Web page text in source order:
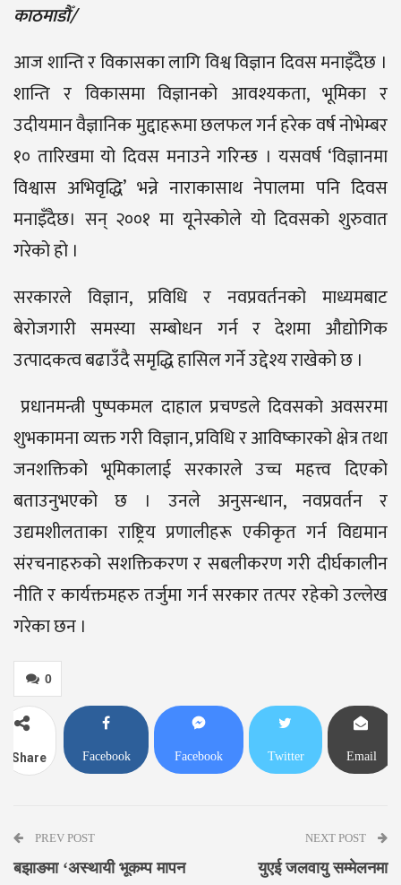
काठमाडौँ/
आज शान्ति र विकासका लागि विश्व विज्ञान दिवस मनाइँदैछ ।
शान्ति र विकासमा विज्ञानको आवश्यकता, भूमिका र
उदीयमान वैज्ञानिक मुद्दाहरूमा छलफल गर्न हरेक वर्ष नोभेम्बर
१० तारिखमा यो दिवस मनाउने गरिन्छ । यसवर्ष ‘विज्ञानमा
विश्वास अभिवृद्धि’ भन्ने नाराकासाथ नेपालमा पनि दिवस
मनाइँदैछ। सन् २००१ मा यूनेस्कोले यो दिवसको शुरुवात
गरेको हो ।
सरकारले विज्ञान, प्रविधि र नवप्रवर्तनको माध्यमबाट
बेरोजगारी समस्या सम्बोधन गर्न र देशमा औद्योगिक
उत्पादकत्व बढाउँदै समृद्धि हासिल गर्ने उद्देश्य राखेको छ ।
प्रधानमन्त्री पुष्पकमल दाहाल प्रचण्डले दिवसको अवसरमा
शुभकामना व्यक्त गरी विज्ञान, प्रविधि र आविष्कारको क्षेत्र तथा
जनशक्तिको भूमिकालाई सरकारले उच्च महत्त्व दिएको
बताउनुभएको छ । उनले अनुसन्धान, नवप्रवर्तन र
उद्यमशीलताका राष्ट्रिय प्रणालीहरू एकीकृत गर्न विद्यमान
संरचनाहरुको सशक्तिकरण र सबलीकरण गरी दीर्घकालीन
नीति र कार्यक्तमहरु तर्जुमा गर्न सरकार तत्पर रहेको उल्लेख
गरेका छन ।
0
Share Facebook Facebook Twitter Email
PREV POST
बझाङमा ‘अस्थायी भूकम्प मापन
NEXT POST
युएई जलवायु सम्मेलनमा